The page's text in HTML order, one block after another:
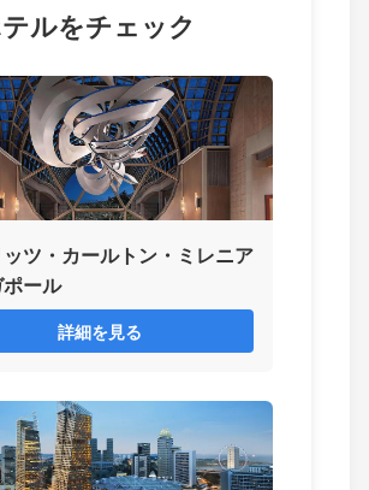
ルをチェック
ツ・カールトン・ミレニア
ール
詳細を見る